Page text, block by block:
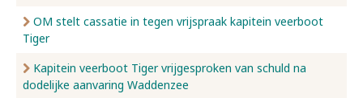
OM stelt cassatie in tegen vrijspraak kapitein veerboot
Tiger
Kapitein veerboot Tiger vrijgesproken van schuld na
dodelijke aanvaring Waddenzee